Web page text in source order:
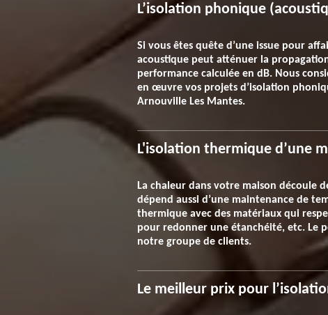
L’isolation phonique
Si vous êtes quête d’une issue pour
acoustique peut atténuer la
performance calculée en dB. Nous
en œuvre vos projets d’isolation
Arnouville Les Mantes.
L'isolation thermique d’une
La chaleur dans votre maison découle
dépend aussi d’une maintenance de
thermique avec des matériaux qui
pour redonner une étanchéité, etc. Le
notre groupe de clients.
Le meilleur prix pour